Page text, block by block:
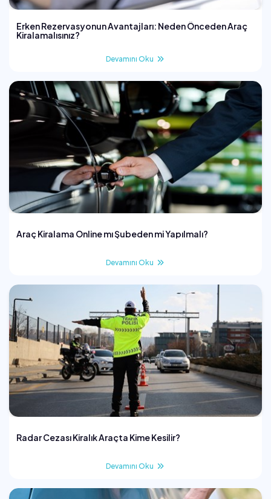
Erken Rezervasyonun Avantajları: Neden Önceden Araç
Kiralamalısınız?
Devamını Oku
Araç Kiralama Online mı Şubeden mi Yapılmalı?
Devamını Oku
Radar Cezası Kiralık Araçta Kime Kesilir?
Devamını Oku